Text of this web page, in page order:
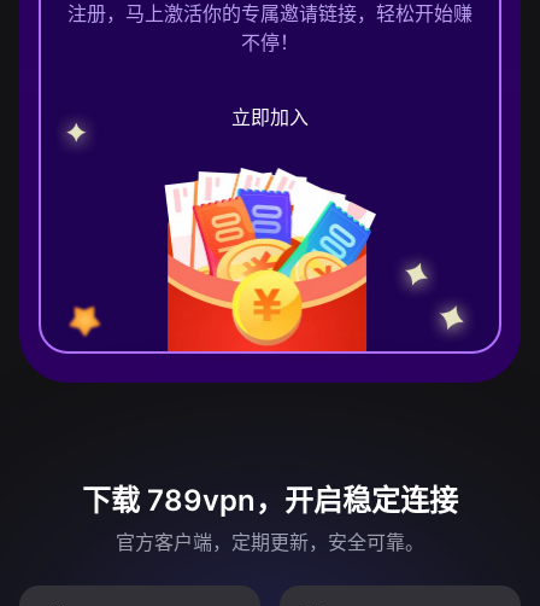
注册，马上激活你的专属邀请链接，轻松开始赚
不停！
立即加入
下载 789vpn，开启稳定连接
官方客户端，定期更新，安全可靠。